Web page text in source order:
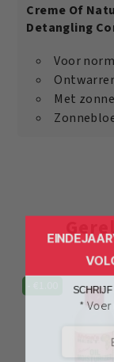
Creme Of
Detangling
Voor
Met
*